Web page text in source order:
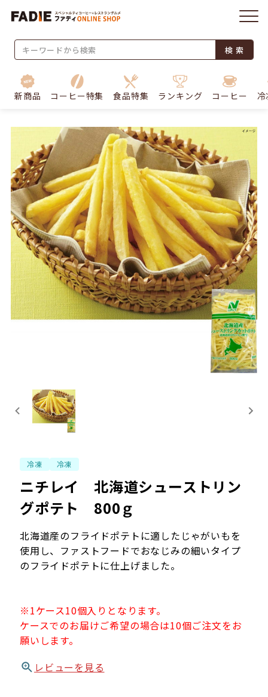
検 索
新商品 コーヒー特集 食品特集 ランキング コーヒー
ニチレイ 北海道シューストリン
グポテト 800ｇ
北海道産のフライドポテトに適したじゃがいもを
使用し、ファストフードでおなじみの細いタイプ
のフライドポテトに仕上げました。
※1ケース10個入りとなります。
ケースでのお届けご希望の場合は10個ご注文をお
願いします。
レビューを見る
冷凍 冷凍